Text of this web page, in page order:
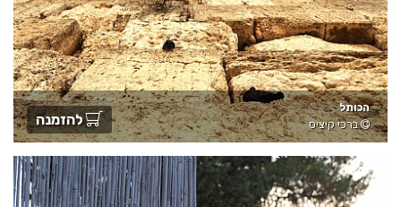
הכותל
ברכי קיציס
להזמנה